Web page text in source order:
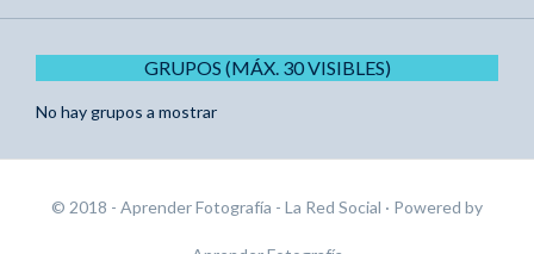
GRUPOS (MÁX. 30 VISIBLES)
No hay grupos a mostrar
© 2018 - Aprender Fotografía - La Red Social · Powered by